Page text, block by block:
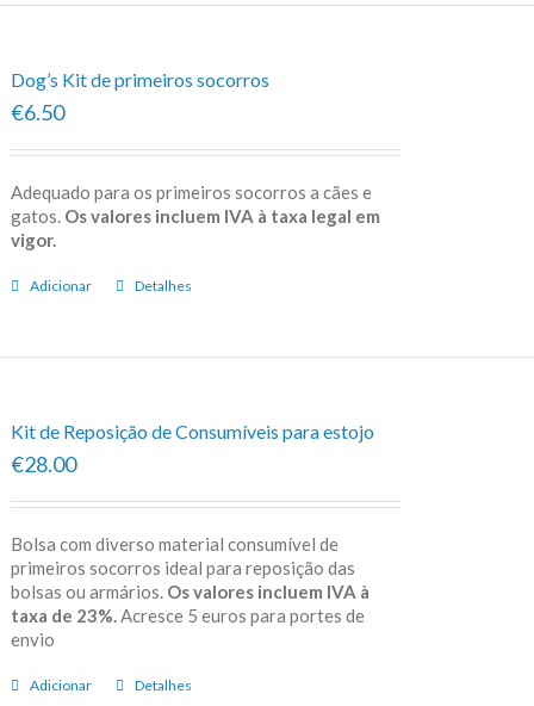
Dog’s Kit de primeiros socorros
€6.50
Adequado para os primeiros socorros a cães e
gatos. Os valores incluem IVA à taxa legal em
vigor.
Adicionar Detalhes
Kit de Reposição de Consumíveis para estojo
€28.00
Bolsa com diverso material consumível de
primeiros socorros ideal para reposição das
bolsas ou armários. Os valores incluem IVA à
taxa de 23%. Acresce 5 euros para portes de
envio
Adicionar Detalhes